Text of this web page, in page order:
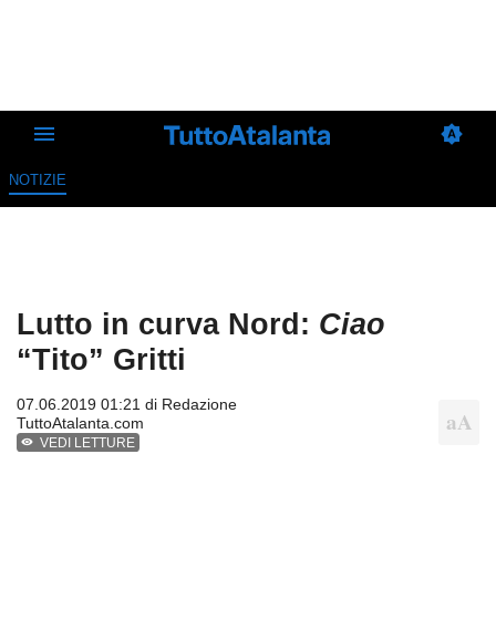
NOTIZIE
Lutto in curva Nord: Ciao
“Tito” Gritti
07.06.2019 01:21 di Redazione
TuttoAtalanta.com
VEDI LETTURE